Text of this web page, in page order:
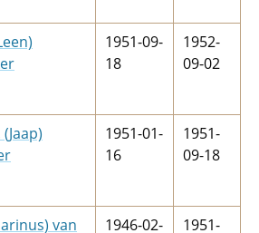
1951-09-
18
1952-
09-02
(Jaap)
1951-01-
16
1951-
09-18
van 1946-02- 1951-